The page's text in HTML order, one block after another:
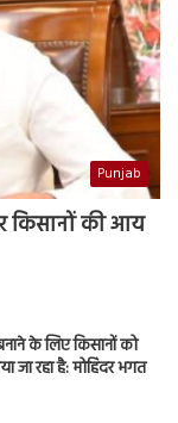
Punjab
किसानों की आय
के लिए किसानों को
जा रहा है: मोहिंदर भगत